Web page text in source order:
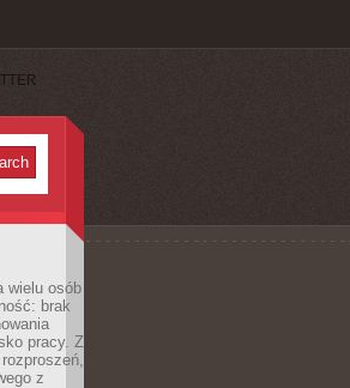
wielu osób
brak
pracy. Z
z